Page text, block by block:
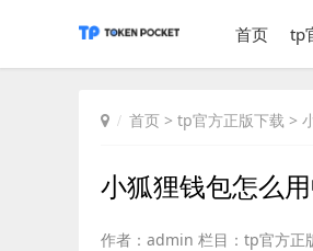
首页 tp
首页 > tp官方正版下载 >
小狐狸钱包怎么
作者：admin 栏目： tp官方正